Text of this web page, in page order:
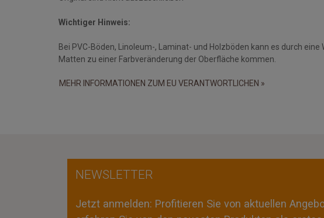
Wichtiger Hinweis:
Bei PVC-Böden, Linoleum-, Laminat- und Holzböden kann es durch
Matten zu einer Farbveränderung der Oberfläche kommen.
MEHR INFORMATIONEN ZUM EU VERANTWORTLICHEN »
NEWSLETTER
Jetzt anmelden: Profitieren Sie von aktuellen